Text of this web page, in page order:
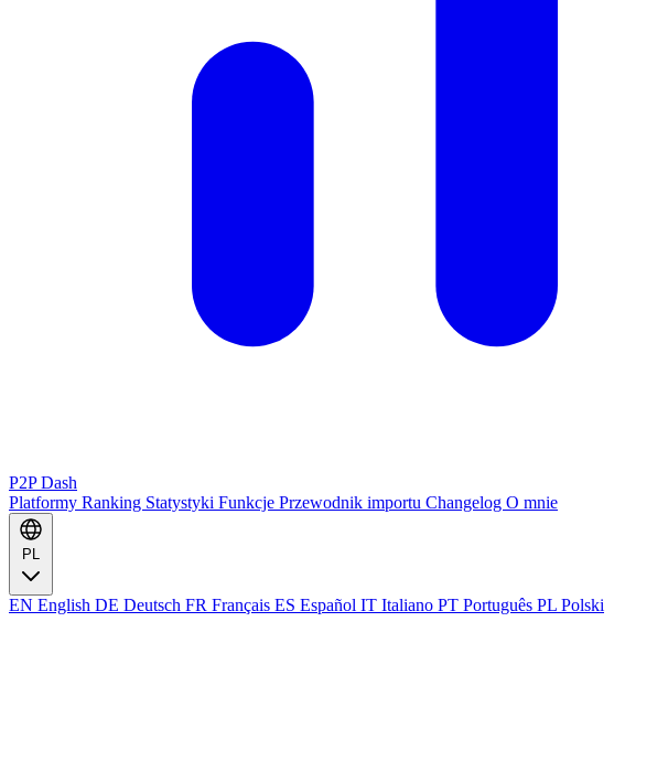
P2P Dash
Platformy Ranking Statystyki Funkcje Przewodnik importu Changelog O mnie
PL
EN English DE Deutsch FR Français ES Español IT Italiano PT Português PL Polski